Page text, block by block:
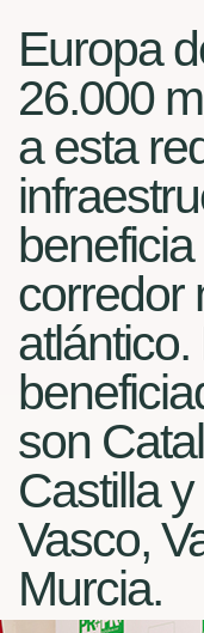
Europa
26.000
a esta
corredor
son
Castilla
Vasco,
Murcia.